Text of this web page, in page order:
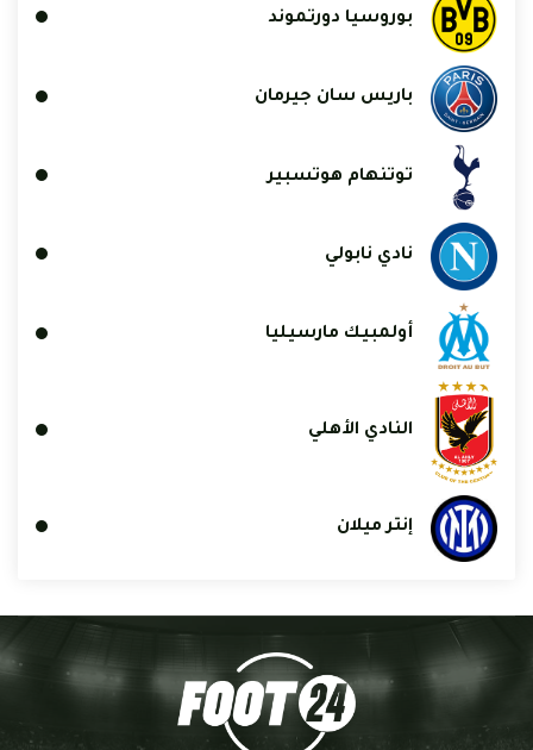
بوروسيا دورتموند
باريس سان جيرمان
توتنهام هوتسبير
نادي نابولي
أولمبيك مارسيليا
النادي الأهلي
إنتر ميلان